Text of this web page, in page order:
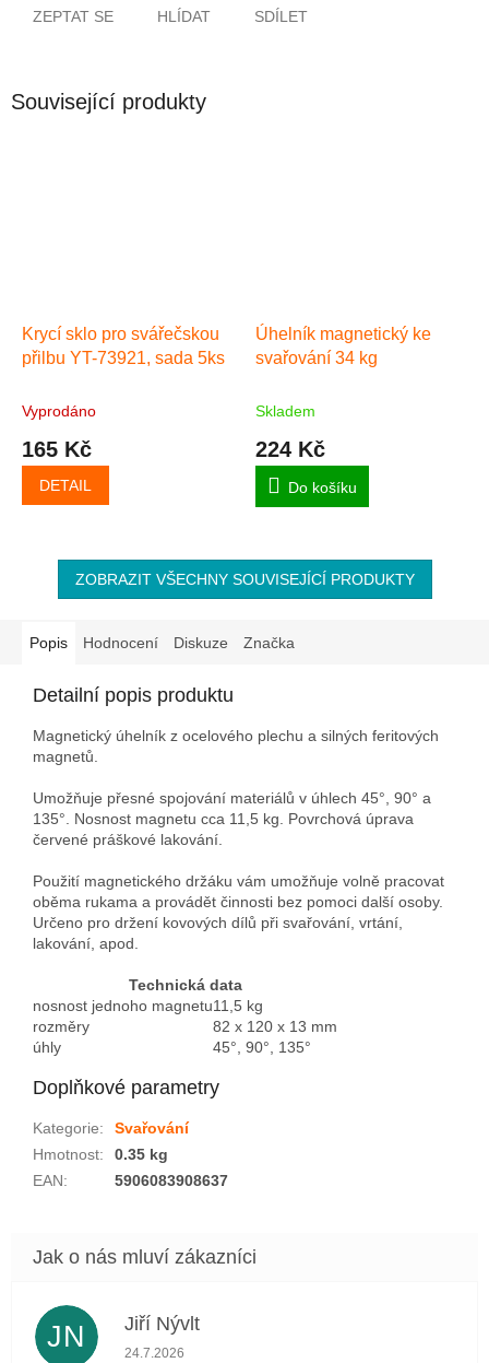
ZEPTAT SE HLÍDAT SDÍLET
Související produkty
Krycí sklo pro svářečskou
přilbu YT-73921, sada 5ks
Vyprodáno
165 Kč
DETAIL
Úhelník magnetický ke
svařování 34 kg
Skladem
224 Kč
Do košíku
ZOBRAZIT VŠECHNY SOUVISEJÍCÍ PRODUKTY
Popis Hodnocení Diskuze Značka
Detailní popis produktu
Magnetický úhelník z ocelového plechu a silných feritových
magnetů.
Umožňuje přesné spojování materiálů v úhlech 45°, 90° a
135°. Nosnost magnetu cca 11,5 kg. Povrchová úprava
červené práškové lakování.
Použití magnetického držáku vám umožňuje volně pracovat
oběma rukama a provádět činnosti bez pomoci další osoby.
Určeno pro držení kovových dílů při svařování, vrtání,
lakování, apod.
Technická data
nosnost jednoho magnetu11,5 kg
rozměry
82 x 120 x 13 mm
úhly
45°, 90°, 135°
Doplňkové parametry
Kategorie:
Svařování
Hmotnost:
0.35 kg
EAN: 5906083908637
JN Jiří Nývlt
Hodnocení obchodu je 5 z 5 hvězdiček.
24.7.2026